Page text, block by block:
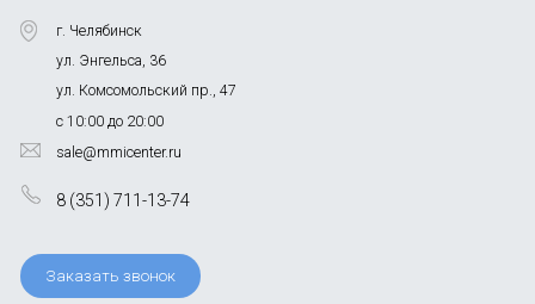
г. Челябинск
ул. Энгельса, 36
ул. Комсомольский пр., 47
с 10:00 до 20:00
sale@mmicenter.ru
8 (351) 711-13-74
Заказать звонок